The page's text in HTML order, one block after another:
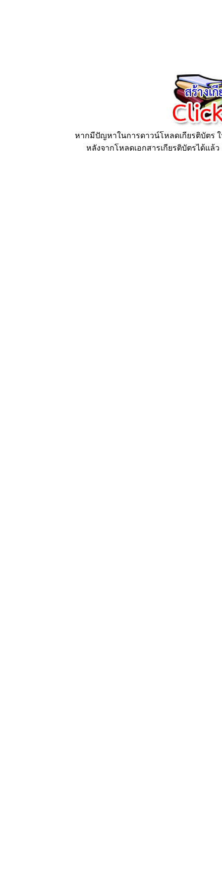
หากมีปัญหาในการดาวน์โหลดเกียรติบัตร
หลังจากโหลดเอกสารเกียรติบัตรได้แล้